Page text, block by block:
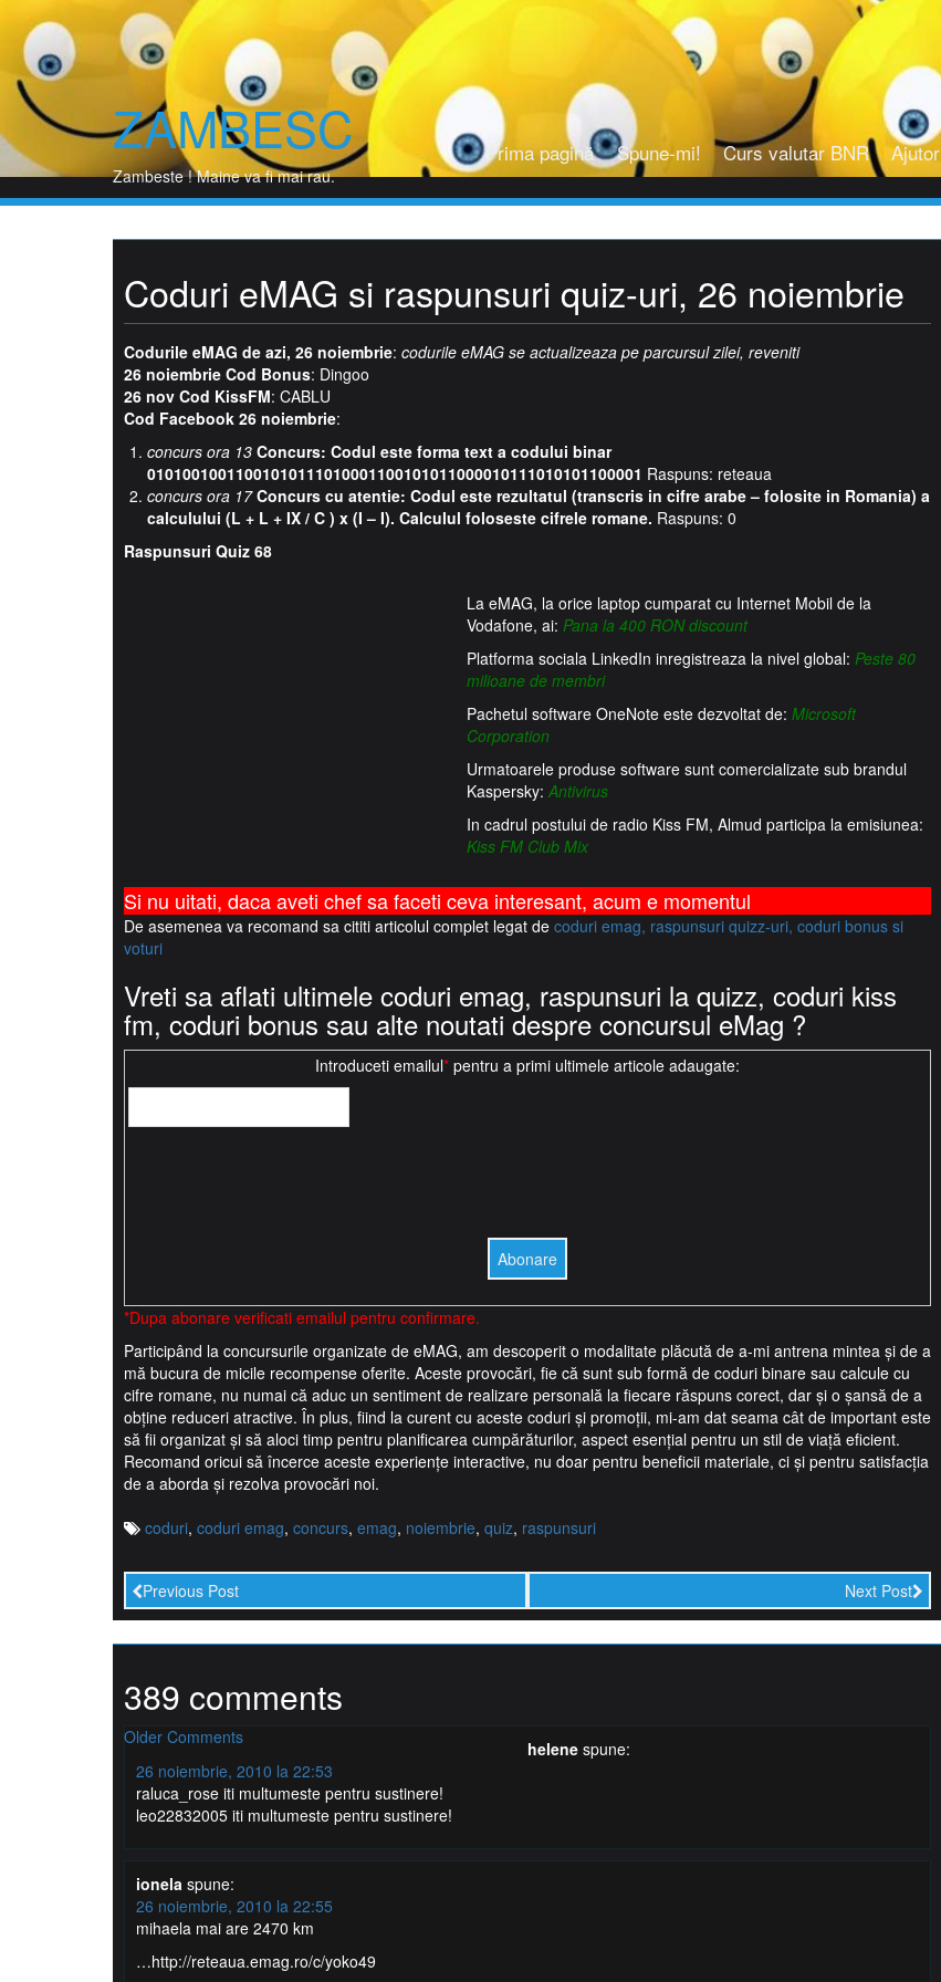
content
ZAMBESC
Zambeste ! Maine va fi mai rau.
Prima pagină Spune-mi! Curs valutar BNR Ajutor
Coduri eMAG si raspunsuri quiz-uri, 26 noiembrie
Codurile eMAG de azi, 26 noiembrie: codurile eMAG se actualizeaza pe parcursul zilei, reveniti
26 noiembrie Cod Bonus: Dingoo
26 nov Cod KissFM: CABLU
Cod Facebook 26 noiembrie:
concurs ora 13 Concurs: Codul este forma text a codului binar
01010010011001010111010001100101011000010111010101100001 Raspuns: reteaua
concurs ora 17 Concurs cu atentie: Codul este rezultatul (transcris in cifre arabe – folosite in Romania) a
calculului (L + L + IX / C ) x (I – I). Calculul foloseste cifrele romane. Raspuns: 0
Raspunsuri Quiz 68
La eMAG, la orice laptop cumparat cu Internet Mobil de la
Vodafone, ai: Pana la 400 RON discount
Platforma sociala LinkedIn inregistreaza la nivel global: Peste 80
milioane de membri
Pachetul software OneNote este dezvoltat de: Microsoft
Corporation
Urmatoarele produse software sunt comercializate sub brandul
Kaspersky: Antivirus
In cadrul postului de radio Kiss FM, Almud participa la emisiunea:
Kiss FM Club Mix
Si nu uitati, daca aveti chef sa faceti ceva interesant, acum e momentul
De asemenea va recomand sa cititi articolul complet legat de coduri emag, raspunsuri quizz-uri, coduri bonus si
voturi
Vreti sa aflati ultimele coduri emag, raspunsuri la quizz, coduri kiss
fm, coduri bonus sau alte noutati despre concursul eMag ?
Introduceti emailul* pentru a primi ultimele articole adaugate:
*Dupa abonare verificati emailul pentru confirmare.
Participând la concursurile organizate de eMAG, am descoperit o modalitate plăcută de a-mi antrena mintea și de a
mă bucura de micile recompense oferite. Aceste provocări, fie că sunt sub formă de coduri binare sau calcule cu
cifre romane, nu numai că aduc un sentiment de realizare personală la fiecare răspuns corect, dar și o șansă de a
obține reduceri atractive. În plus, fiind la curent cu aceste coduri și promoții, mi-am dat seama cât de important este
să fii organizat și să aloci timp pentru planificarea cumpărăturilor, aspect esențial pentru un stil de viață eficient.
Recomand oricui să încerce aceste experiențe interactive, nu doar pentru beneficii materiale, ci și pentru satisfacția
de a aborda și rezolva provocări noi.
coduri, coduri emag, concurs, emag, noiembrie, quiz, raspunsuri
Previous Post Next Post
389 comments
Comment
navigation
Older Comments
helene spune:
26 noiembrie, 2010 la 22:53
raluca_rose iti multumeste pentru sustinere!
leo22832005 iti multumeste pentru sustinere!
ionela spune:
26 noiembrie, 2010 la 22:55
mihaela mai are 2470 km
…http://reteaua.emag.ro/c/yoko49